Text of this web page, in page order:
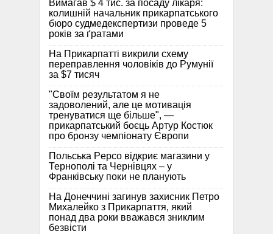
Вимагав $ 4 тис. за посаду лікаря:
колишній начальник прикарпатського
бюро судмедекспертизи проведе 5
років за ґратами
На Прикарпатті викрили схему
переправлення чоловіків до Румунії
за $7 тисяч
"Своїм результатом я не
задоволений, але це мотивація
тренуватися ще більше", —
прикарпатський боєць Артур Костюк
про бронзу чемпіонату Європи
Польська Pepco відкриє магазини у
Тернополі та Чернівцях – у
Франківську поки не планують
На Донеччині загинув захисник Петро
Михалейко з Прикарпаття, який
понад два роки вважався зниклим
безвісти